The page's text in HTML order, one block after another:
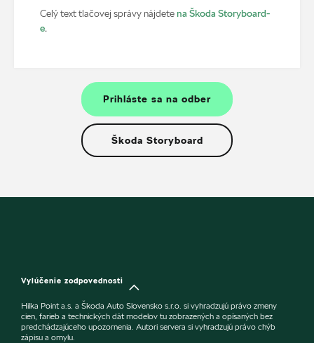
Celý text tlačovej správy nájdete na Škoda Storyboard-
e.
Prihláste sa na odber
Škoda Storyboard
Vylúčenie zodpovednosti
Hilka Point a.s. a Škoda Auto Slovensko s.r.o. si vyhradzujú právo zmeny
cien, farieb a technických dát modelov tu zobrazených a opísaných bez
predchádzajúceho upozornenia. Autori servera si vyhradzujú právo chýb
zápisu a omylu.